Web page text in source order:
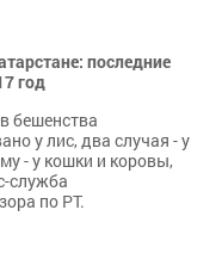
последние
год
бешенства
у лис, два случая - у
- у кошки и коровы,
служба
по РТ.